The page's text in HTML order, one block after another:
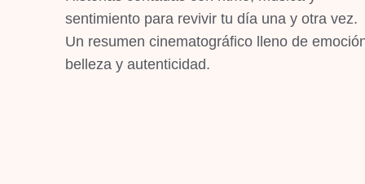
sentimiento para revivir tu día una y otra vez.
Un resumen cinematográfico lleno de
belleza y autenticidad.